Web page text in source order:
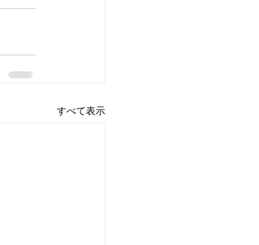
すべて表示